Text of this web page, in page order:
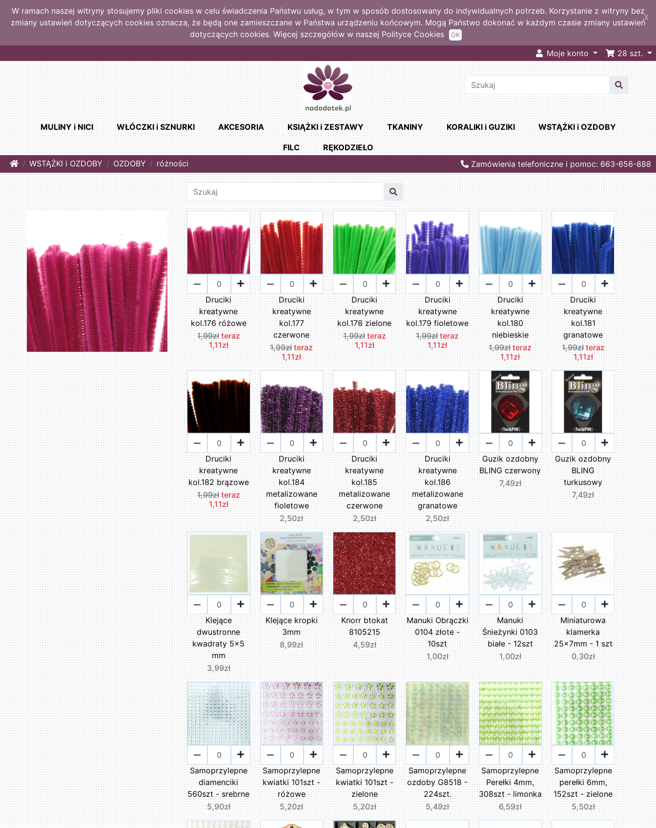
W ramach naszej witryny stosujemy pliki cookies w celu świadczenia Państwu usług, w tym w sposób dostosowany do indywidualnych potrzeb. Korzystanie z witryny bez
zmiany ustawień dotyczących cookies oznacza, że będą one zamieszczane w Państwa urządzeniu końcowym. Mogą Państwo dokonać w każdym czasie zmiany ustawień
dotyczących cookies. Więcej szczegółów w naszej Polityce Cookies
X
OK
Moje konto 28 szt.
MULINY i NICI WŁÓCZKI i SZNURKI AKCESORIA KSIĄŻKI i ZESTAWY TKANINY KORALIKI i GUZIKI WSTĄŻKI i OZDOBY
FILC
RĘKODZIEŁO
HomeWSTĄŻKI i OZDOBY OZDOBY różności Zamówienia telefoniczne i pomoc: 663-656-888
Druciki
kreatywne
kol.176 różowe
1,99zł teraz
1,11zł
Druciki
kreatywne
kol.177
czerwone
1,99zł teraz
1,11zł
Druciki
kreatywne
kol.178 zielone
1,99zł teraz
1,11zł
Druciki
kreatywne
kol.179 fioletowe
1,99zł teraz
1,11zł
Druciki
kreatywne
kol.180
niebieskie
1,99zł teraz
1,11zł
Druciki
kreatywne
kol.181
granatowe
1,99zł teraz
1,11zł
Druciki
kreatywne
kol.182 brązowe
1,99zł teraz
1,11zł
Druciki
kreatywne
kol.184
metalizowane
fioletowe
2,50zł
Druciki
kreatywne
kol.185
metalizowane
czerwone
2,50zł
Druciki
kreatywne
kol.186
metalizowane
granatowe
2,50zł
Guzik ozdobny
BLING czerwony
7,49zł
Guzik ozdobny
BLING
turkusowy
7,49zł
Klejące
dwustronne
kwadraty 5x5
mm
3,99zł
Klejące kropki
3mm
8,99zł
Knorr btokat
8105215
4,59zł
Manuki Obrączki
0104 złote -
10szt
1,00zł
Manuki
Śnieżynki 0103
białe - 12szt
1,00zł
Miniaturowa
klamerka
25x7mm - 1 szt
0,30zł
Samoprzylepne
diamenciki
560szt - srebrne
5,90zł
Samoprzylepne
kwiatki 101szt -
różowe
5,20zł
Samoprzylepne
kwiatki 101szt -
zielone
5,20zł
Samoprzylepne
ozdoby G8518 -
224szt.
5,49zł
Samoprzylepne
Perełki 4mm,
308szt - limonka
6,59zł
Samoprzylepne
perełki 6mm,
152szt - zielone
5,50zł